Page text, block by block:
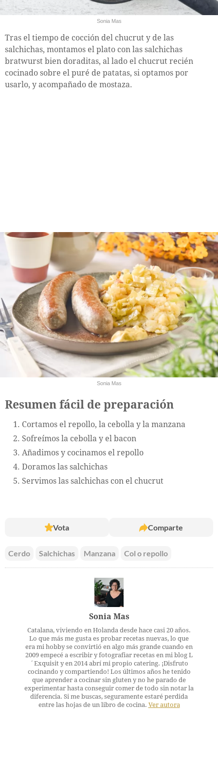
Sonia Mas
Tras el tiempo de cocción del chucrut y de las
salchichas, montamos el plato con las salchichas
bratwurst bien doraditas, al lado el chucrut recién
cocinado sobre el puré de patatas, si optamos por
usarlo, y acompañado de mostaza.
Sonia Mas
Resumen fácil de preparación
Cortamos el repollo, la cebolla y la manzana
Sofreímos la cebolla y el bacon
Añadimos y cocinamos el repollo
Doramos las salchichas
Servimos las salchichas con el chucrut
Vota Comparte
Cerdo Salchichas Manzana Col o repollo
Sonia Mas
Catalana, viviendo en Holanda desde hace casi 20 años.
Lo que más me gusta es probar recetas nuevas, lo que
era mi hobby se convirtió en algo más grande cuando en
2009 empecé a escribir y fotografiar recetas en mi blog L
´Exquisit y en 2014 abrí mi propio catering. ¡Disfruto
cocinando y compartiendo! Los últimos años he tenido
que aprender a cocinar sin gluten y no he parado de
experimentar hasta conseguir comer de todo sin notar la
diferencia. Si me buscas, seguramente estaré perdida
entre las hojas de un libro de cocina. Ver autora